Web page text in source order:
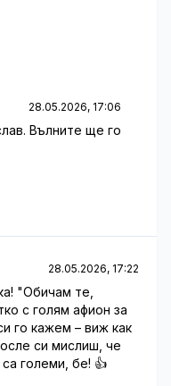
28.05.2026, 17:06
Вълните ще го
28.05.2026, 17:22
"Обичам те,
с голям афион за
го кажем – виж как
си мислиш, че
големи, бе! 👍